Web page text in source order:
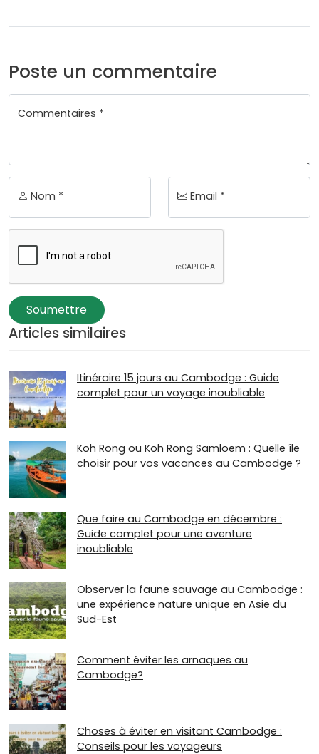
Poste un commentaire
Commentaires *
Nom * Email *
Soumettre
Articles similaires
Itinéraire 15 jours au Cambodge : Guide
complet pour un voyage inoubliable
Koh Rong ou Koh Rong Samloem : Quelle île
choisir pour vos vacances au Cambodge ?
Que faire au Cambodge en décembre :
Guide complet pour une aventure
inoubliable
Observer la faune sauvage au Cambodge :
une expérience nature unique en Asie du
Sud-Est
Comment éviter les arnaques au
Cambodge?
Choses à éviter en visitant Cambodge :
Conseils pour les voyageurs